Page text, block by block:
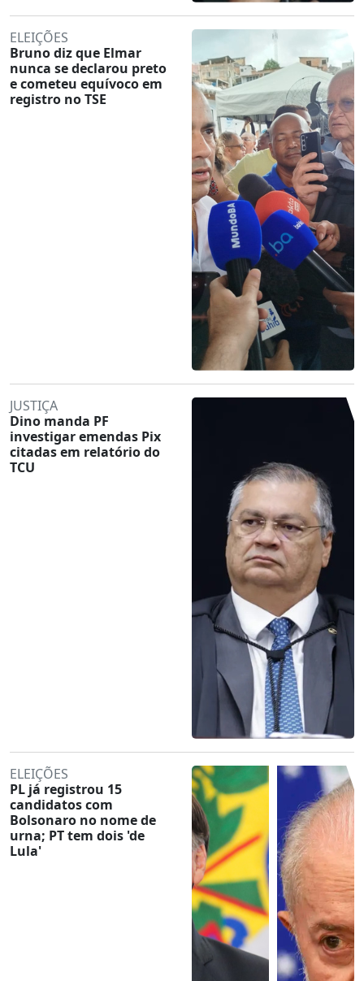
ELEIÇÕES
Bruno diz que Elmar
nunca se declarou preto
e cometeu equívoco em
registro no TSE
JUSTIÇA
Dino manda PF
investigar emendas Pix
citadas em relatório do
TCU
ELEIÇÕES
PL já registrou 15
candidatos com
Bolsonaro no nome de
urna; PT tem dois 'de
Lula'